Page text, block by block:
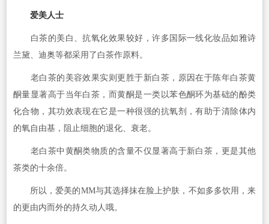
爱美人士
白茶的美白、抗氧化效果较好，许多国际一线化妆品如雅诗
兰黛、迪奥等都采用了白茶作原料。
老白茶的美容效果实则更胜于新白茶，原因在于陈年白茶黄
酮量显著高于当年白茶，而黄酮是一类以苯色酮环为基础的酚类
化合物，其功效表现在它是一种很强的抗氧剂，有助于清除体内
的氧自由基，阻止细胞的退化、衰老。
老白茶中黄酮类物质的含量不仅显著高于新白茶，更是其他
茶类的十余倍。
所以，爱美的MM与其选择抹在脸上护肤，不如多多饮用，来
的更由内而外的持久动人哦。